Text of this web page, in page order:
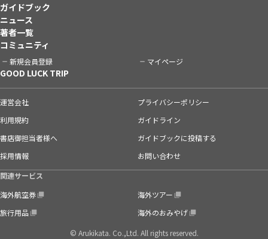
ガイドブック
ニュース
著者一覧
コミュニティ
新規会員登録 マイページ
GOOD LUCK TRIP
運営会社
プライバシーポリシー
利用規約
ガイドライン
書店御担当者様へ
ガイドブックに投稿する
採用情報
お問い合わせ
関連サービス
海外航空券
海外ツアー
旅行用品
海外のおみやげ
© Arukikata. Co.,Ltd. All rights reserved.